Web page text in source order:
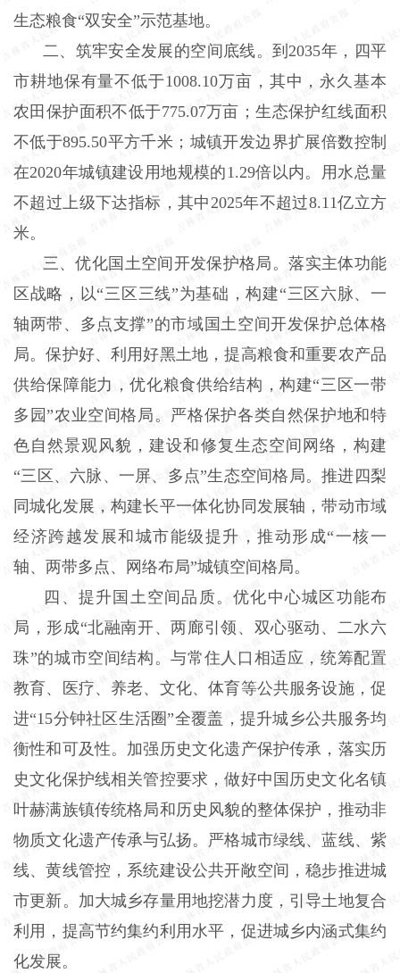
生态粮食“双安全”示范基地。
二、筑牢安全发展的空间底线。到2035年，四平
市耕地保有量不低于1008.10万亩，其中，永久基本
农田保护面积不低于775.07万亩；生态保护红线面积
不低于895.50平方千米；城镇开发边界扩展倍数控制
在2020年城镇建设用地规模的1.29倍以内。用水总量
不超过上级下达指标，其中2025年不超过8.11亿立方
米。
三、优化国土空间开发保护格局。落实主体功能
区战略，以“三区三线”为基础，构建“三区六脉、一
轴两带、多点支撑”的市域国土空间开发保护总体格
局。保护好、利用好黑土地，提高粮食和重要农产品
供给保障能力，优化粮食供给结构，构建“三区一带
多园”农业空间格局。严格保护各类自然保护地和特
色自然景观风貌，建设和修复生态空间网络，构建
“三区、六脉、一屏、多点”生态空间格局。推进四梨
同城化发展，构建长平一体化协同发展轴，带动市域
经济跨越发展和城市能级提升，推动形成“一核一
轴、两带多点、网络布局”城镇空间格局。
四、提升国土空间品质。优化中心城区功能布
局，形成“北融南开、两廊引领、双心驱动、二水六
珠”的城市空间结构。与常住人口相适应，统筹配置
教育、医疗、养老、文化、体育等公共服务设施，促
进“15分钟社区生活圈”全覆盖，提升城乡公共服务均
衡性和可及性。加强历史文化遗产保护传承，落实历
史文化保护线相关管控要求，做好中国历史文化名镇
叶赫满族镇传统格局和历史风貌的整体保护，推动非
物质文化遗产传承与弘扬。严格城市绿线、蓝线、紫
线、黄线管控，系统建设公共开敞空间，稳步推进城
市更新。加大城乡存量用地挖潜力度，引导土地复合
利用，提高节约集约利用水平，促进城乡内涵式集约
化发展。